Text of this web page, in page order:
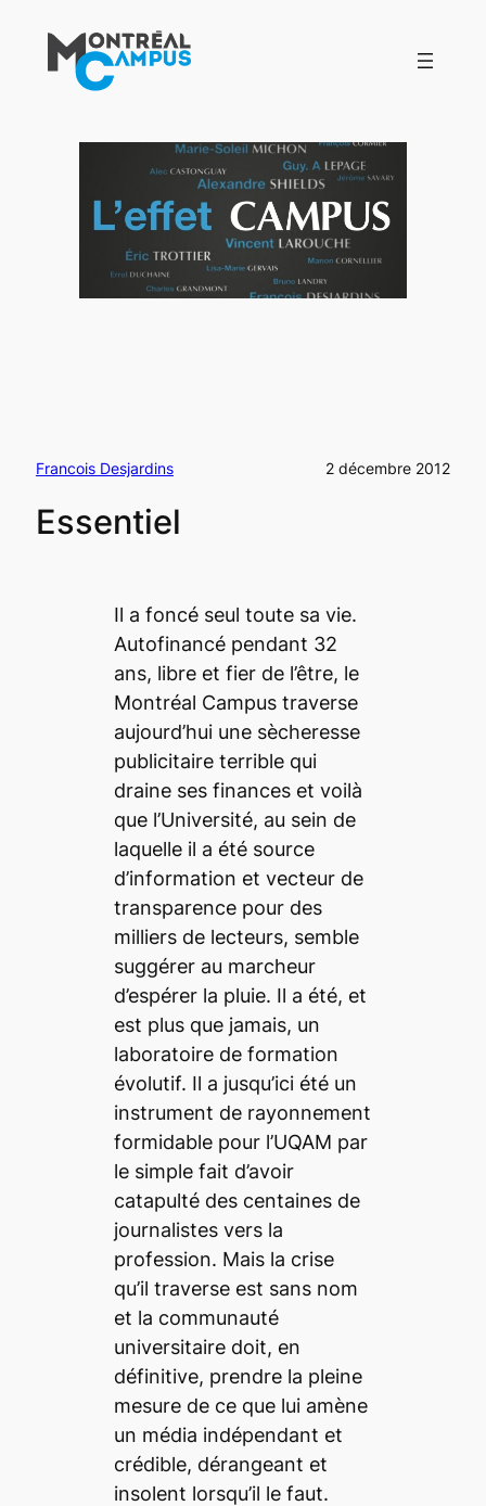
contenu
Francois Desjardins 2 décembre 2012
Essentiel
Il a foncé seul toute sa vie.
Autofinancé pendant 32
ans, libre et fier de l’être, le
Montréal Campustraverse
aujourd’hui une sècheresse
publicitaire terrible qui
draine ses finances et voilà
que l’Université, au sein de
laquelle il a été source
d’information et vecteur de
transparence pour des
milliers de lecteurs, semble
suggérer au marcheur
d’espérer la pluie. Il a été, et
est plus que jamais, un
laboratoire de formation
évolutif. Il a jusqu’ici été un
instrument de rayonnement
formidable pour l’UQAM par
le simple fait d’avoir
catapulté des centaines de
journalistes vers la
profession. Mais la crise
qu’il traverse est sans nom
et la communauté
universitaire doit, en
définitive, prendre la pleine
mesure de ce que lui amène
un média indépendant et
crédible, dérangeant et
insolent lorsqu’il le faut.